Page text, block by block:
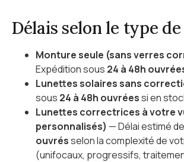
Délais selon le type
Monture seule (sans verres
Expédition sous 24 à 48h
Lunettes solaires sans
sous 24 à 48h ouvréessi en
Lunettes correctrices à votre
personnalisés) — Délai estimé de
ouvrésselon la complexité de
(unifocaux, progressifs,